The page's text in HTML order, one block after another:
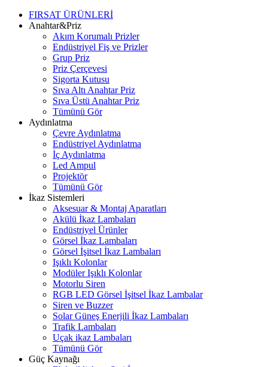
FIRSAT ÜRÜNLERİ
Anahtar&Priz
Akım Korumalı Prizler
Endüstriyel Fiş ve Prizler
Grup Priz
Priz Çerçevesi
Sigorta Kutusu
Sıva Altı Anahtar Priz
Sıva Üstü Anahtar Priz
Tümünü Gör
Aydınlatma
Çevre Aydınlatma
Endüstriyel Aydınlatma
İç Aydınlatma
Led Ampul
Projektör
Tümünü Gör
İkaz Sistemleri
Aksesuar & Montaj Aparatları
Akülü İkaz Lambaları
Endüstriyel Ürünler
Görsel İkaz Lambaları
Görsel İşitsel İkaz Lambaları
Işıklı Kolonlar
Modüler Işıklı Kolonlar
Motorlu Siren
RGB LED Görsel İşitsel İkaz Lambalar
Siren ve Buzzer
Solar Güneş Enerjili İkaz Lambaları
Trafik Lambaları
Uçak ikaz Lambaları
Tümünü Gör
Güç Kaynağı